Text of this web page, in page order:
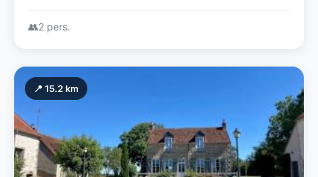
👥2 pers.
📍 15.2 km